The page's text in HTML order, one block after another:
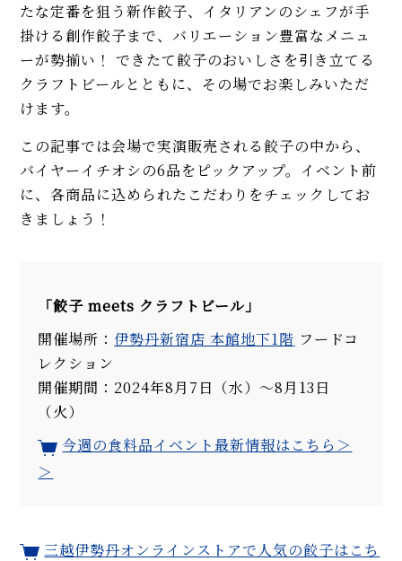
たな定番を狙う新作餃子、イタリアンのシェフが手
掛ける創作餃子まで、バリエーション豊富なメニュ
ーが勢揃い！ できたて餃子のおいしさを引き立てる
クラフトビールとともに、その場でお楽しみいただ
けます。
この記事では会場で実演販売される餃子の中から、
バイヤーイチオシの6品をピックアップ。イベント前
に、各商品に込められたこだわりをチェックしてお
きましょう！
「餃子 meets クラフトビール」
開催場所： 伊勢丹新宿店 本館地下1階 フードコ
レクション
開催期間：2024年8月7日（水）～8月13日
（火）
今週の食料品イベント最新情報はこちら＞
＞
三越伊勢丹オンラインストアで人気の餃子はこち